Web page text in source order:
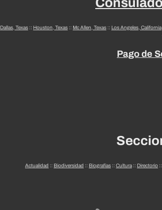
Dallas, Texas :: Houston, Texas :: Mc Allen, Texas :: Los Angeles, California
Pago de
Actualidad :: Biodiversidad :: Biografías :: Cultura :: Directorio ::